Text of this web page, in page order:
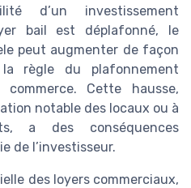
d’un investissement
bail est déplafonné, le
peut augmenter de façon
la règle du plafonnement
Cette hausse,
notable des locaux ou à
a des conséquences
de l’investisseur.
des loyers commerciaux,